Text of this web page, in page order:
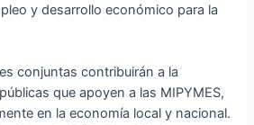
y desarrollo económico para la
conjuntas contribuirán a la
que apoyen a las MIPYMES,
en la economía local y nacional.